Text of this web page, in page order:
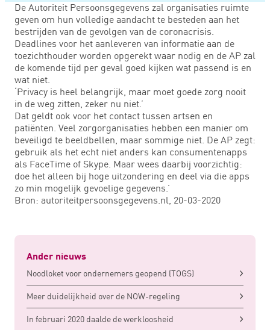
De Autoriteit Persoonsgegevens zal organisaties ruimte
geven om hun volledige aandacht te besteden aan het
bestrijden van de gevolgen van de coronacrisis.
Deadlines voor het aanleveren van informatie aan de
toezichthouder worden opgerekt waar nodig en de AP zal
de komende tijd per geval goed kijken wat passend is en
wat niet.
‘Privacy is heel belangrijk, maar moet goede zorg nooit
in de weg zitten, zeker nu niet.’
Dat geldt ook voor het contact tussen artsen en
patiënten. Veel zorgorganisaties hebben een manier om
beveiligd te beeldbellen, maar sommige niet. De AP zegt:
gebruik als het echt niet anders kan consumentenapps
als FaceTime of Skype. Maar wees daarbij voorzichtig:
doe het alleen bij hoge uitzondering en deel via die apps
zo min mogelijk gevoelige gegevens.’
Bron: autoriteitpersoonsgegevens.nl, 20-03-2020
Ander nieuws
Noodloket voor ondernemers geopend (TOGS)
Meer duidelijkheid over de NOW-regeling
In februari 2020 daalde de werkloosheid